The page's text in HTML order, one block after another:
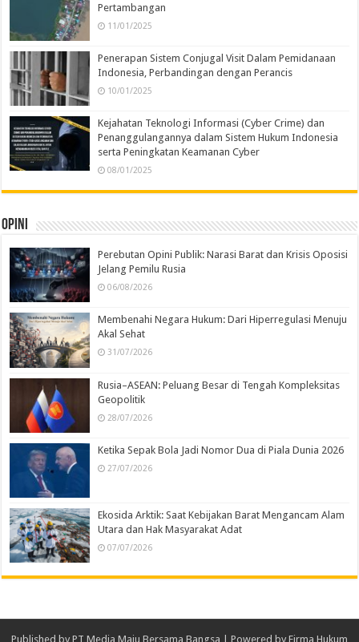
Pertambangan
11/01/2025
Penerapan Sistem Conjugal Visit Dalam Pemidanaan
Indonesia, Perbandingan dengan Perancis
10/01/2025
Kejahatan Teknologi Informasi (Cyber Crime) dan
Penanggulangannya dalam Sistem Hukum Indonesia
serta Peningkatan Keamanan Cyber
08/01/2025
Opini
Perebutan Opini Publik: Narasi Barat dan Krisis Oposisi
Jelang Pemilu Rusia
06/08/2026
Membenahi Negara Hukum: Dari Hiperregulasi Menuju
Akal Sehat
31/07/2026
Rusia–ASEAN: Peluang Besar di Tengah Kompleksitas
Geopolitik
28/07/2026
Ketika Sepak Bola Jadi Nomor Dua di Piala Dunia 2026
27/07/2026
Ekosida Arktik: Saat Kebijakan Barat Mengancam Alam
Utara dan Hak Masyarakat Adat
07/07/2026
Published by PT Media Maju Bersama Bangsa | Powered by Firma Hukum